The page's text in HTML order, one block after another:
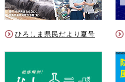
ひろしま県民だより夏号